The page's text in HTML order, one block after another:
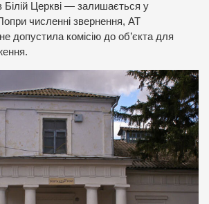
Білій Церкві — залишається у
численні звернення, АТ
допустила комісію до об’єкта для